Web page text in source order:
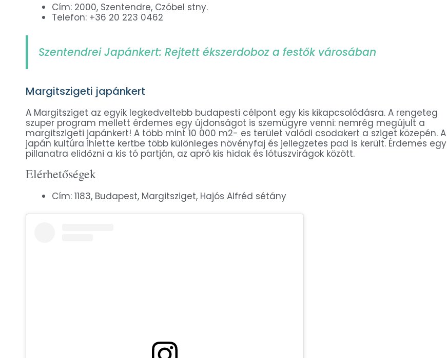
Cím: 2000, Szentendre, Czóbel stny.
Telefon: +36 20 223 0462
Szentendrei Japánkert: Rejtett ékszerdoboz a festők városában
Margitszigeti japánkert
A Margitsziget az egyik legkedveltebb budapesti célpont egy kis kikapcsolódásra. A rengeteg
szuper program mellett érdemes egy újdonságot is szemügyre venni: nemrég megújult a
margitszigeti japánkert! A több mint 10 000 m2- es terület valódi csodakert a sziget közepén. A
japán kultúra ihlette kertbe több különleges növényfaj és jellegzetes pad is került. Érdemes egy
pillanatra elidőzni a kis tó partján, az apró kis hidak és lótuszvirágok között.
Elérhetőségek
Cím: 1183, Budapest, Margitsziget, Hajós Alfréd sétány